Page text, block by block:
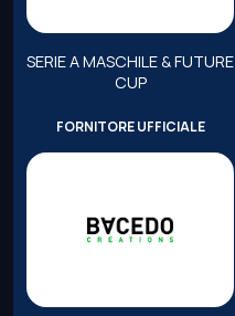
SERIE A MASCHILE & FUTURE
CUP
FORNITORE UFFICIALE